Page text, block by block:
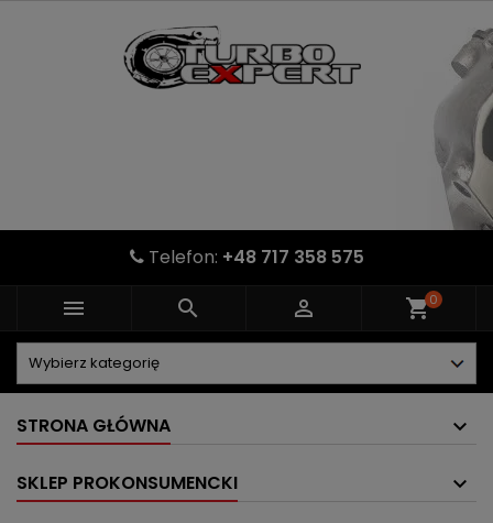
Telefon: +48 717 358 575
   shopping_cart0
STRONA GŁÓWNA
SKLEP PROKONSUMENCKI